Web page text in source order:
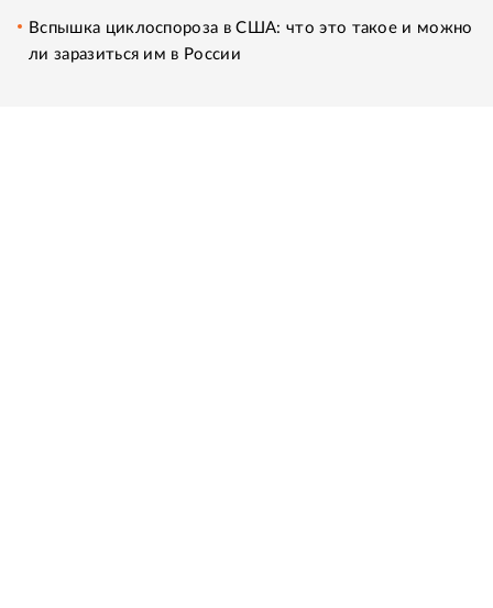
Вспышка циклоспороза в США: что это такое и можно
ли заразиться им в России